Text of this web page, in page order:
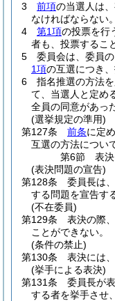
3
前項の当選人は
なければならない。
4
第1項の投票を行
者も、投票するこ
5
委員会は、委員
1項の互選につき
6
指名推選の方法
て、当選人と定め
全員の同意があっ
(選挙規定の準用)
第127条
前条に定
互選の方法につい
第6節
表決
(表決問題の宣告)
第128条
委員長は
する問題を宣告す
(不在委員)
第129条
表決の際
ことができない。
(条件の禁止)
第130条
表決には
(挙手による表決)
第131条
委員長が
する者を挙手させ